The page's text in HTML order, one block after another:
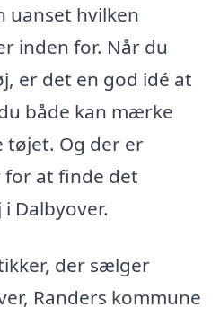
uanset hvilken
inden for. Når du
er det en god idé at
både kan mærke
tøjet. Og der er
at finde det
Dalbyover.
der sælger
Randers kommune